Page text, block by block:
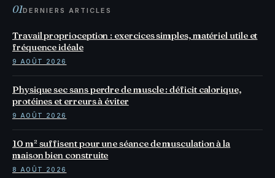
01DERNIERS ARTICLES
Travail proprioception : exercices simples, matériel utile et
fréquence idéale
9 AOÛT 2026
Physique sec sans perdre de muscle : déficit calorique,
protéines et erreurs à éviter
9 AOÛT 2026
10 m² suffisent pour une séance de musculation à la
maison bien construite
8 AOÛT 2026